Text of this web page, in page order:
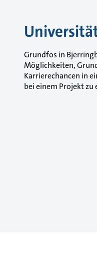
Grundfos in
Möglichkeiten,
Karrierechancen in
bei einem Projekt zu